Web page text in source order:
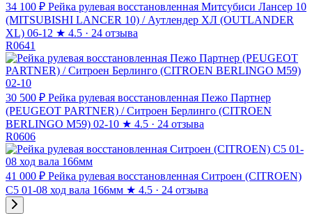
34 100 ₽ Рейка рулевая восстановленная Митсубиси Лансер 10
(MITSUBISHI LANCER 10) / Аутлендер ХЛ (OUTLANDER
XL) 06-12 ★ 4.5 · 24 отзыва
R0641
30 500 ₽ Рейка рулевая восстановленная Пежо Партнер
(PEUGEOT PARTNER) / Ситроен Берлинго (CITROEN
BERLINGO M59) 02-10 ★ 4.5 · 24 отзыва
R0606
41 000 ₽ Рейка рулевая восстановленная Ситроен (CITROEN)
C5 01-08 ход вала 166мм ★ 4.5 · 24 отзыва